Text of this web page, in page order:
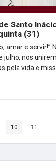
Santo
(31)
e servir!” No próximo
julho, nos
pela vida e
intermediárias Usar
Página
10 Página
11 ...